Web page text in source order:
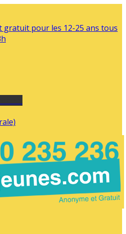
gratuit pour les 12-25 ans tous